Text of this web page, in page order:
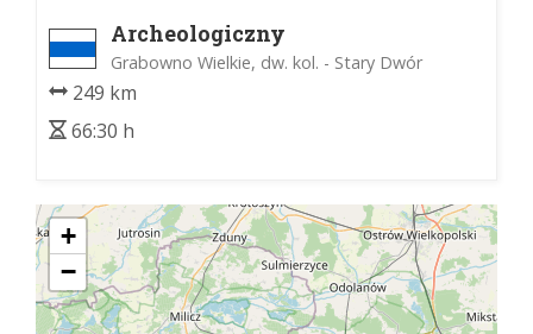
Archeologiczny
Grabowno Wielkie, dw. kol. - Stary Dwór
249 km
66:30 h
+
−